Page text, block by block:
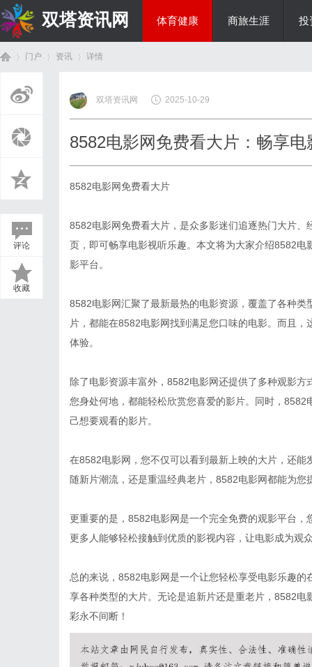
双塔资讯网 体育健康 商旅生涯 投
门户 资讯
›
详情
评论
收藏
双塔资讯网 2025-10-29
8582电影网免费看大片：畅享
8582电影网免费看大片
8582电影网免费看大片，是众多影迷们追逐热门大片
页，即可畅享电影视听乐趣。本文将为大家介绍8582
影平台。
8582电影网汇聚了最新最热的电影资源，覆盖了各种
片，都能在8582电影网找到满足您口味的电影。而且
体验。
除了电影资源丰富外，8582电影网还提供了多种观影
您身处何地，都能轻松欣赏您喜爱的影片。同时，
己想要观看的影片。
在8582电影网，您不仅可以看到最新上映的大片，还
随新片潮流，还是重温经典老片，8582电影网都能为您
更重要的是，8582电影网是一个完全免费的观影平台
更多人能够轻松接触到优质的影视内容，让电影成为观
总的来说，8582电影网是一个让您轻松享受电影乐趣
享各种类型的大片。无论是追新片还是重老片，8582
彩永不间断！